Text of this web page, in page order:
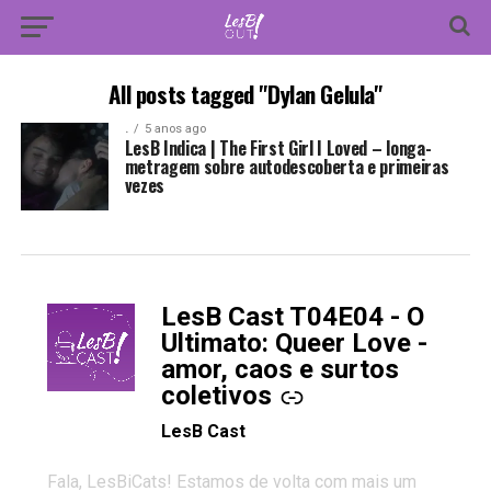
All posts tagged "Dylan Gelula"
. 5 anos ago
LesB Indica | The First Girl I Loved – longa-
metragem sobre autodescoberta e primeiras
vezes
LesB Cast T04E04 - O
Ultimato: Queer Love -
amor, caos e surtos
coletivos
-
LesB Cast
Fala, LesBiCats! Estamos de volta com mais um